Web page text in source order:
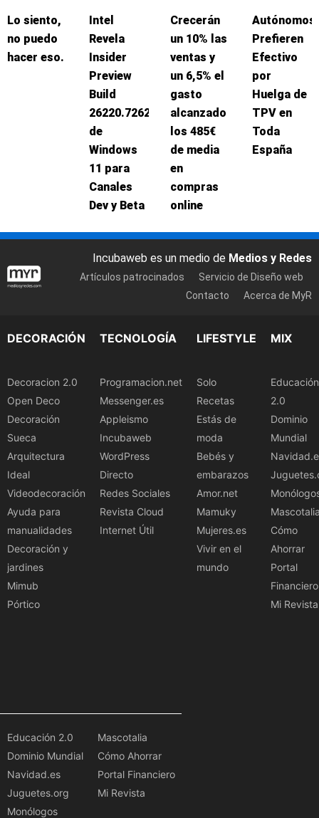
Lo siento,
no puedo
hacer eso.
Intel
Revela
Insider
Preview
Build
26220.7262
de
Windows
11 para
Canales
Dev y Beta
Crecerán
un 10% las
ventas y
un 6,5% el
gasto
alcanzado
los 485€
de media
en
compras
online
Autónomos
Prefieren
Efectivo
por
Huelga de
TPV en
Toda
España
Incubaweb es un medio de Medios y Redes
Artículos patrocinados
Servicio de Diseño web
Contacto
Acerca de MyR
DECORACIÓN
Decoracion 2.0
Open Deco
Decoración
Sueca
Arquitectura
Ideal
Videodecoración
Ayuda para
manualidades
Decoración y
jardines
Mimub
Pórtico
TECNOLOGÍA
Programacion.net
Messenger.es
Appleismo
Incubaweb
WordPress
Directo
Redes Sociales
Revista Cloud
Internet Útil
LIFESTYLE
Solo
Recetas
Estás de
moda
Bebés y
embarazos
Amor.net
Mamuky
Mujeres.es
Vivir en el
mundo
MIX
Educación
2.0
Dominio
Mundial
Cómo
Ahorrar
Portal
Financiero
Mi Revista
Educación 2.0
Dominio Mundial
Navidad.es
Juguetes.org
Monólogos
Mascotalia
Cómo Ahorrar
Portal Financiero
Mi Revista